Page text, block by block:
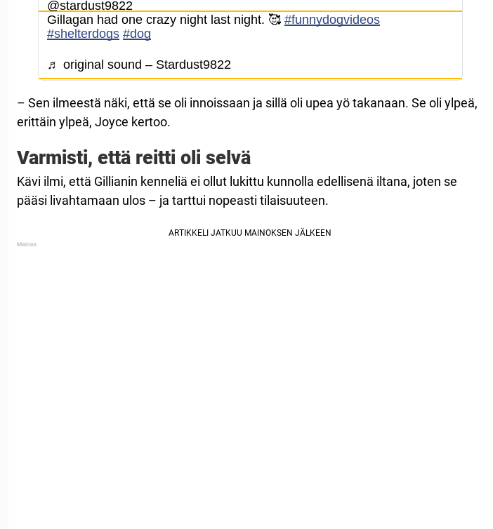
@stardust9822
Gillagan had one crazy night last night. 🥰 #funnydogvideos
#shelterdogs #dog
♬ original sound – Stardust9822
– Sen ilmeestä näki, että se oli innoissaan ja sillä oli upea yö takanaan. Se oli ylpeä,
erittäin ylpeä, Joyce kertoo.
Varmisti, että reitti oli selvä
Kävi ilmi, että Gillianin kenneliä ei ollut lukittu kunnolla edellisenä iltana, joten se
pääsi livahtamaan ulos – ja tarttui nopeasti tilaisuuteen.